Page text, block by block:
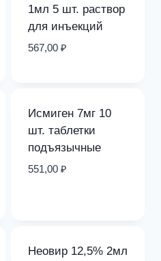
1мл 5 шт. раствор
для инъекций
567,00 ₽
Исмиген 7мг 10
шт. таблетки
подъязычные
551,00 ₽
Неовир 12,5% 2мл